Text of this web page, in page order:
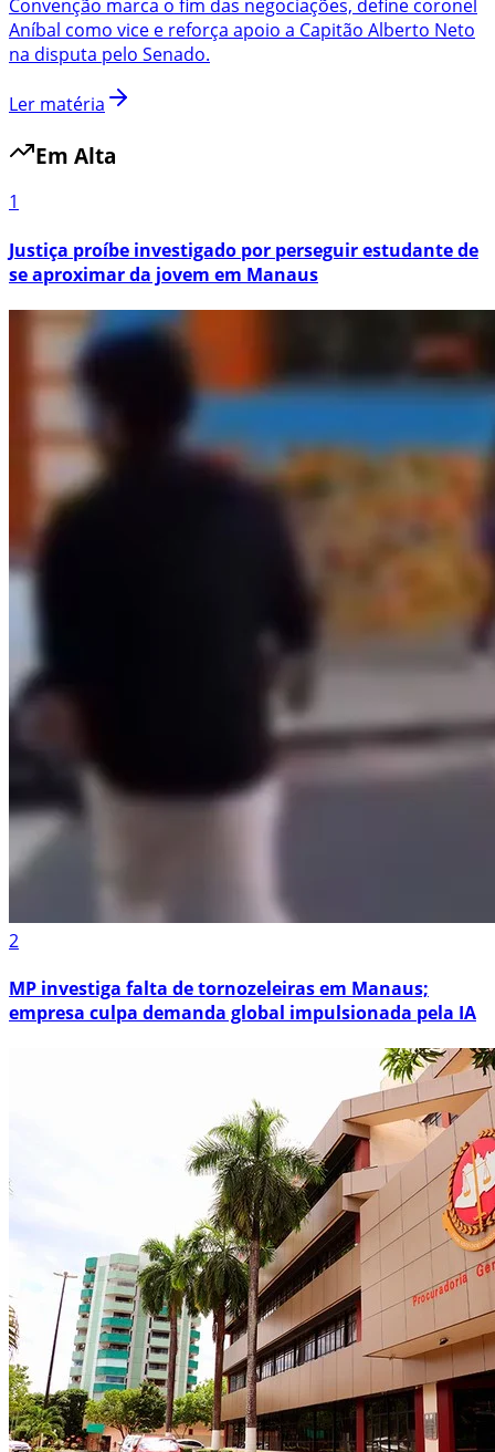
Convenção marca o fim das negociações, define coronel
Aníbal como vice e reforça apoio a Capitão Alberto Neto
na disputa pelo Senado.
Ler matéria
Em Alta
1
Justiça proíbe investigado por perseguir estudante de
se aproximar da jovem em Manaus
2
MP investiga falta de tornozeleiras em Manaus;
empresa culpa demanda global impulsionada pela IA